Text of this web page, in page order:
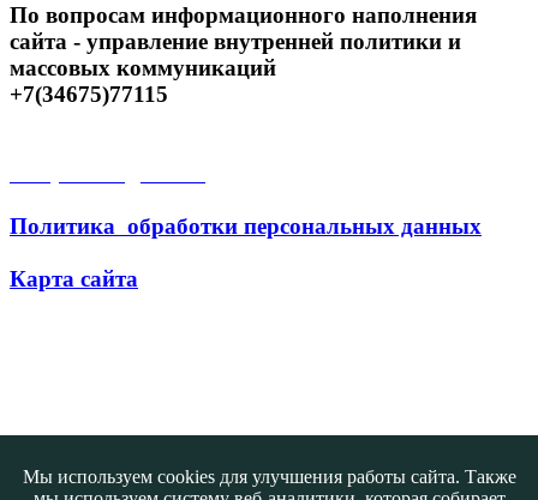
По вопросам информационного наполнения
сайта - управление внутренней политики и
массовых коммуникаций
+7(34675)77115
Политика обработки персональных данных
Карта сайта
Мы используем cookies для улучшения работы сайта. Также